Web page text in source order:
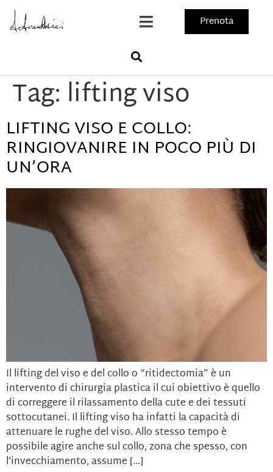
Prenota
Tag: lifting viso
LIFTING VISO E COLLO:
RINGIOVANIRE IN POCO PIÙ DI
UN’ORA
Il lifting del viso e del collo o “ritidectomia” è un
intervento di chirurgia plastica il cui obiettivo è quello
di correggere il rilassamento della cute e dei tessuti
sottocutanei. Il lifting viso ha infatti la capacità di
attenuare le rughe del viso. Allo stesso tempo è
possibile agire anche sul collo, zona che spesso, con
l’invecchiamento, assume […]